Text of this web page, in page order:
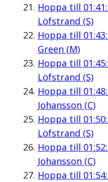
Hoppa till
Löfstrand (S)
Hoppa till
Green (M)
Hoppa till
Löfstrand (S)
Hoppa till
Johansson (C)
Hoppa till
Löfstrand (S)
Hoppa till
Johansson (C)
Hoppa till